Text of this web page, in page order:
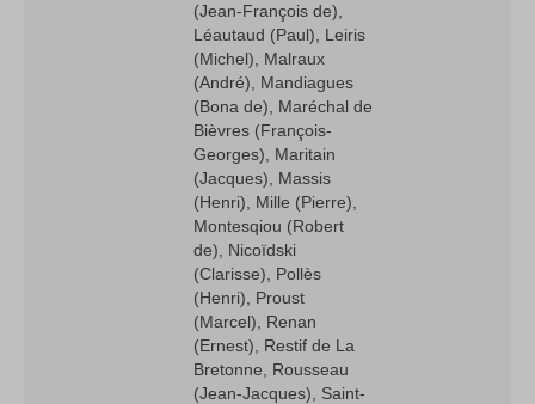
(Jean-François de),
Léautaud (Paul), Leiris
(Michel), Malraux
(André), Mandiagues
(Bona de), Maréchal de
Bièvres (François-
Georges), Maritain
(Jacques), Massis
(Henri), Mille (Pierre),
Montesqiou (Robert
de), Nicoïdski
(Clarisse), Pollès
(Henri), Proust
(Marcel), Renan
(Ernest), Restif de La
Bretonne, Rousseau
(Jean-Jacques), Saint-